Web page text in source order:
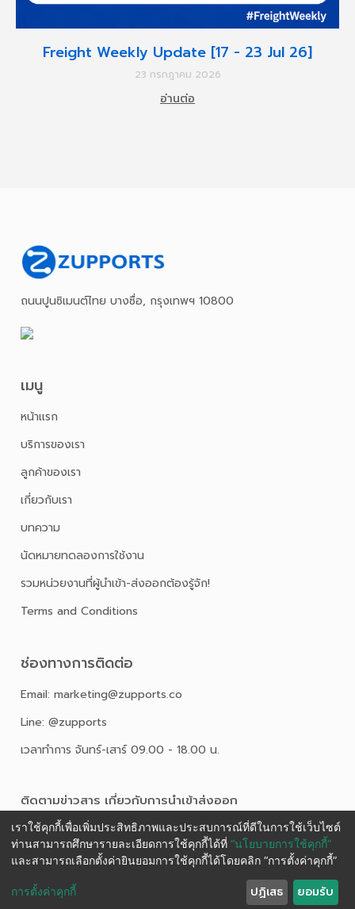
Freight Weekly Update [17 - 23 Jul 26]
23 กรกฎาคม 2026
อ่านต่อ
ถนนปูนซิเมนต์ไทย บางซื่อ, กรุงเทพฯ 10800
เมนู
หน้าเเรก
บริการของเรา
ลูกค้าของเรา
เกี่ยวกับเรา
บทความ
นัดหมายทดลองการใช้งาน
รวมหน่วยงานที่ผู้นำเข้า-ส่งออกต้องรู้จัก!
Terms and Conditions
ช่องทางการติดต่อ
Email: marketing@zupports.co
Line: @zupports
เวลาทำการ จันทร์-เสาร์ 09.00 - 18.00 น.
ติดตามข่าวสาร เกี่ยวกับการนําเข้าส่งออก
เราใช้คุกกี้เพื่อเพิ่มประสิทธิภาพและประสบการณ์ที่ดีในการใช้เว็บไซต์
ท่านสามารถศึกษารายละเอียดการใช้คุกกี้ได้ที่ “นโยบายการใช้คุกกี้”
และสามารถเลือกตั้งค่ายินยอมการใช้คุกกี้ได้โดยคลิก “การตั้งค่าคุกกี้”
การตั้งค่าคุกกี้ ปฏิเสธ ยอมรับ